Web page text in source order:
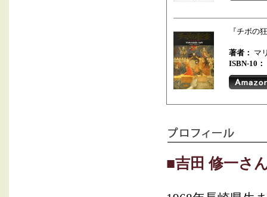
『チボの
著者： マ
ISBN-10：
■吉田 修一さ